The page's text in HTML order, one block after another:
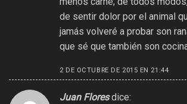
de sentir dolor por el animal
jamás volveré a probar son
que sé que también son
2 DE OCTUBRE DE 2015 EN 21:44
Juan Flores dice: